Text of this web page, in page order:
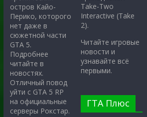
остров Кайо-
Перико, которого
нет даже в
сюжетной части
GTA 5.
Подробнее
читайте в
новостях.
Отличный повод
уйти с GTA 5 RP
на официальные
серверы Рокстар.
Take-Two
Interactive (Take
2).
Читайте игровые
новости и
узнавайте всё
первыми.
ГТА Плюс